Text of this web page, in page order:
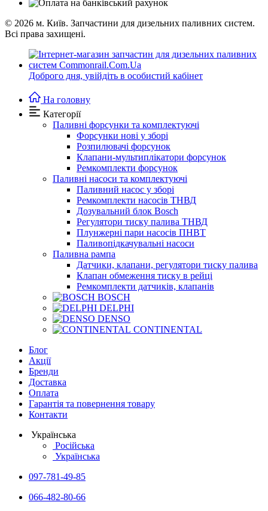
© 2026 м. Київ. Запчастини для дизельних паливних систем.
Всі права захищені.
Доброго дня, увійдіть в особистий кабінет
На головну
Категорії
Паливні форсунки та комплектуючі
Форсунки нові у зборі
Розпилювачі форсунок
Клапани-мультиплікатори форсунок
Ремкомплекти форсунок
Паливні насоси та комплектуючі
Паливний насос у зборі
Ремкомплекти насосів ТНВД
Дозувальний блок Bosch
Регулятори тиску палива ТНВД
Плунжерні пари насосів ПНВТ
Паливопідкачувальні насоси
Паливна рампа
Датчики, клапани, регулятори тиску палива
Клапан обмеження тиску в рейці
Ремкомплекти датчиків, клапанів
BOSCH
DELPHI
DENSO
CONTINENTAL
Блог
Акції
Бренди
Доставка
Оплата
Гарантія та повернення товару
Контакти
Українська
Російська
Українська
097-781-49-85
066-482-80-66